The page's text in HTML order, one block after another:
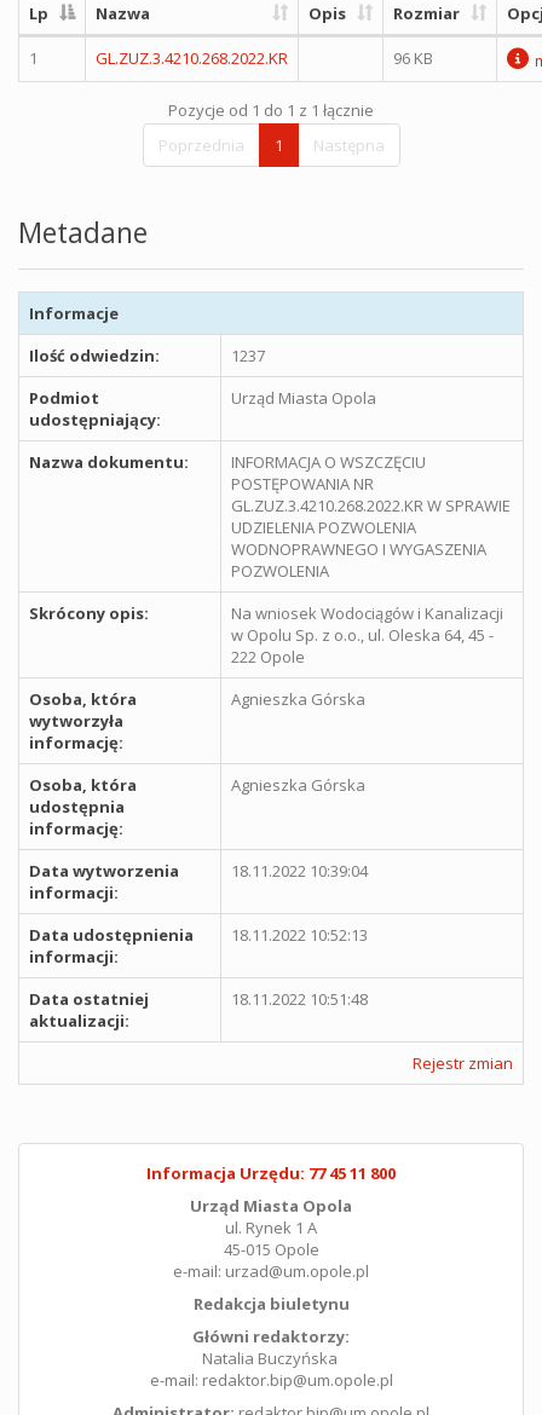
Lp Nazwa Opis Rozmiar
1 GL.ZUZ.3.4210.268.2022.KR 96 KB
Pozycje od 1 do 1 z 1 łącznie
Poprzednia
1 Następna
Metadane
Informacje
Ilość odwiedzin:
1237
Podmiot
udostępniający:
Urząd Miasta Opola
Nazwa dokumentu:
INFORMACJA O WSZCZĘCIU
POSTĘPOWANIA NR
GL.ZUZ.3.4210.268.2022.KR W SPRAWIE
UDZIELENIA POZWOLENIA
WODNOPRAWNEGO I WYGASZENIA
POZWOLENIA
Skrócony opis:
Na wniosek Wodociągów i Kanalizacji
w Opolu Sp. z o.o., ul. Oleska 64, 45 -
222 Opole
Osoba, która
wytworzyła
informację:
Agnieszka Górska
Osoba, która
udostępnia
informację:
Agnieszka Górska
Data wytworzenia
informacji:
18.11.2022 10:39:04
Data udostępnienia
informacji:
18.11.2022 10:52:13
Data ostatniej
aktualizacji:
18.11.2022 10:51:48
Rejestr zmian
Informacja Urzędu: 77 45 11 800
Urząd Miasta Opola
ul. Rynek 1 A
45-015 Opole
e-mail: urzad@um.opole.pl
Redakcja biuletynu
Główni redaktorzy:
Natalia Buczyńska
e-mail: redaktor.bip@um.opole.pl